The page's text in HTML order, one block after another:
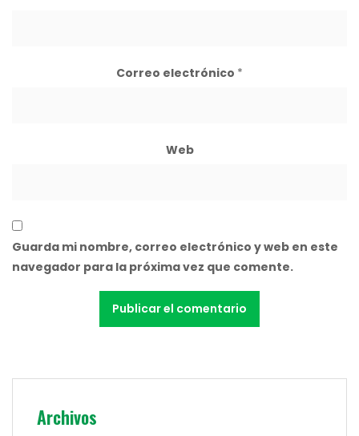
Correo electrónico *
Web
Guarda mi nombre, correo electrónico y web en este
navegador para la próxima vez que comente.
Archivos